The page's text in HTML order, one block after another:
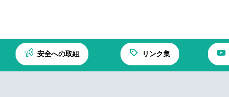
安全への取組 リンク集